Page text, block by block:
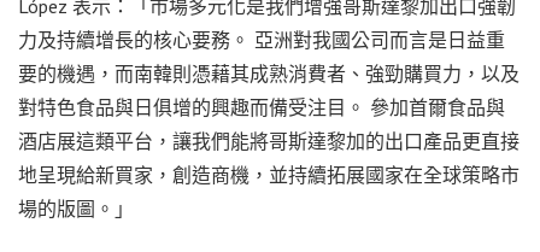
López 表示：「市場多元化是我們增強哥斯達黎加出口強韌
力及持續增長的核心要務。 亞洲對我國公司而言是日益重
要的機遇，而南韓則憑藉其成熟消費者、強勁購買力，以及
對特色食品與日俱增的興趣而備受注目。 參加首爾食品與
酒店展這類平台，讓我們能將哥斯達黎加的出口產品更直接
地呈現給新買家，創造商機，並持續拓展國家在全球策略市
場的版圖。」